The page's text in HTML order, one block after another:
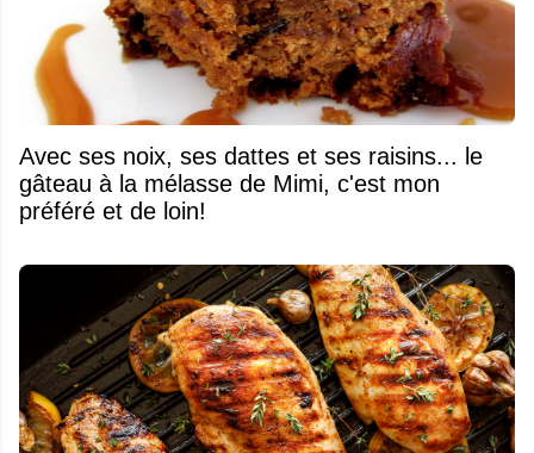
Avec ses noix, ses dattes et ses raisins... le
gâteau à la mélasse de Mimi, c'est mon
préféré et de loin!